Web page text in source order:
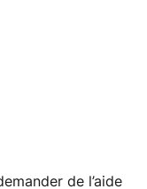
de l’aide